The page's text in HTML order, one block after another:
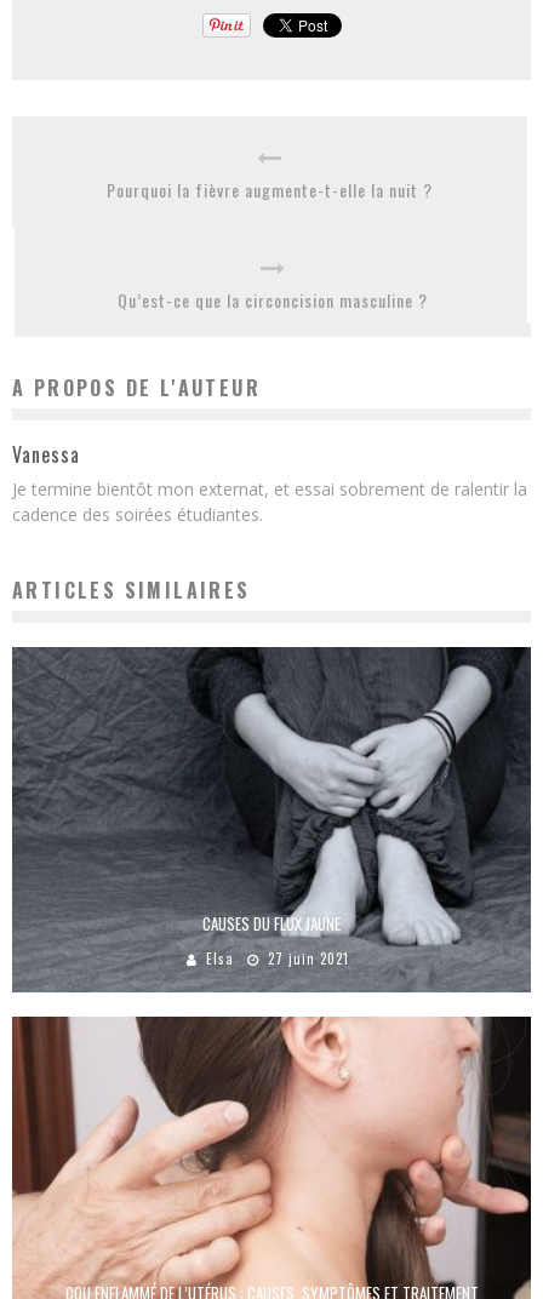
Pourquoi la fièvre augmente-t-elle la nuit ?
Qu’est-ce que la circoncision masculine ?
A PROPOS DE L'AUTEUR
Vanessa
Je termine bientôt mon externat, et essai sobrement de ralentir la
cadence des soirées étudiantes.
ARTICLES SIMILAIRES
CAUSES DU FLUX JAUNE
Elsa 27 juin 2021
COU ENFLAMMÉ DE L’UTÉRUS : CAUSES, SYMPTÔMES ET TRAITEMENT